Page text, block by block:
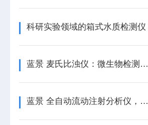
科研实验领域的箱式水质检测仪
蓝景 麦氏比浊仪：微生物检测的全能冠-军
蓝景 全自动流动注射分析仪，解锁分析检测新可能